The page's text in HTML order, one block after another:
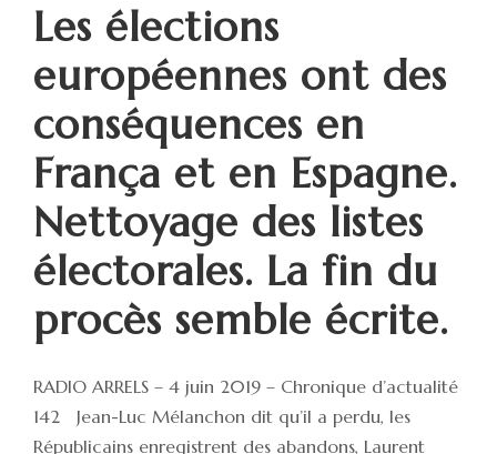
Les élections
européennes ont des
conséquences en
França et en Espagne.
Nettoyage des listes
électorales. La fin du
procès semble écrite.
RADIO ARRELS – 4 juin 2019 – Chronique d’actualité
142 Jean-Luc Mélanchon dit qu’il a perdu, les
Républicains enregistrent des abandons, Laurent